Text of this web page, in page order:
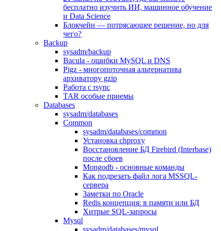
бесплатно изучить ИИ, машинное обучение
и Data Science
Блокчейн — потрясающее решение, но для
чего?
Backup
sysadm/backup
Bacula - ошибки MySQL и DNS
Pigz - многопоточная альтернатива
архиватору gzip
Работа с rsync
TAR особые приемы
Databases
sysadm/databases
Common
sysadm/databases/common
Установка chproxy
Восстановление БД Firebird (Interbase)
после сбоев
Mongodb - основные команды
Как подрезать файл лога MSSQL-
сервера
Заметки по Oracle
Redis концепция: в памяти или БД
Хитрые SQL-запросы
Mysql
sysadm/databases/mysql